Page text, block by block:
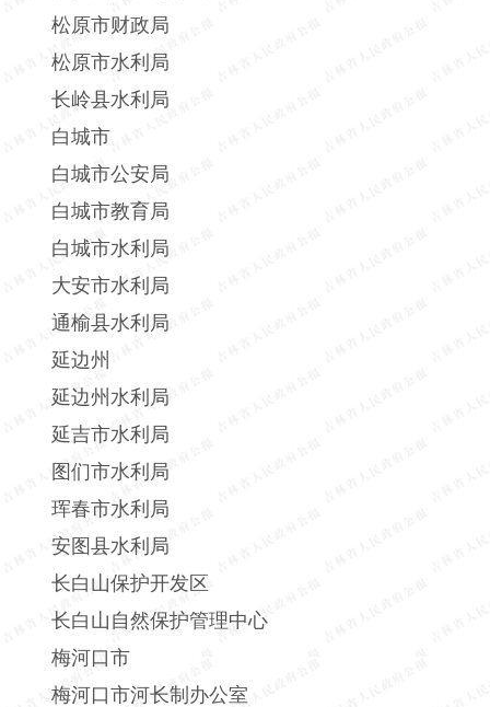
松原市财政局
松原市水利局
长岭县水利局
白城市
白城市公安局
白城市教育局
白城市水利局
大安市水利局
通榆县水利局
延边州
延边州水利局
延吉市水利局
图们市水利局
珲春市水利局
安图县水利局
长白山保护开发区
长白山自然保护管理中心
梅河口市
梅河口市河长制办公室